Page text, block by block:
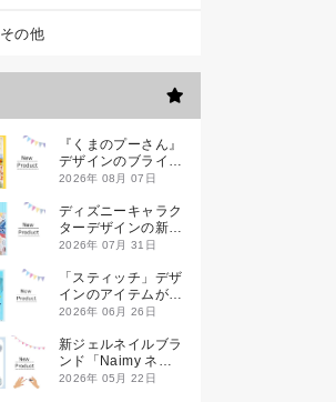
その他
『くまのプーさん』
デザインのブライン
ドミニハンドタオル
2026年 08月 07日
ディズニーキャラク
ターデザインの新作
シールが一挙発売
2026年 07月 31日
「スティッチ」デザ
インのアイテムが新
登場です
2026年 06月 26日
新ジェルネイルブラ
ンド「Naimy ネイ
ミィ」が誕生します
2026年 05月 22日